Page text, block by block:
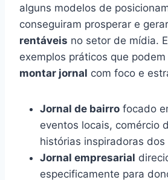
alguns modelos de
conseguiram prosperar e gerar
rentáveis no setor de mídia.
exemplos práticos que
montar jornal com foco e
Jornal de bairro focado
eventos locais, comércio
histórias inspiradoras dos
Jornal empresarial
especificamente para